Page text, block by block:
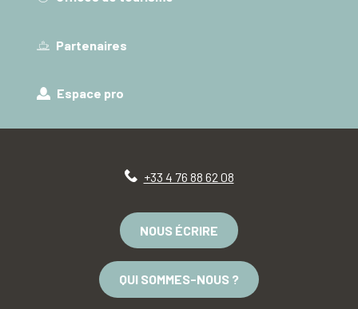
Partenaires
Espace pro
+33 4 76 88 62 08
NOUS ÉCRIRE
QUI SOMMES-NOUS ?